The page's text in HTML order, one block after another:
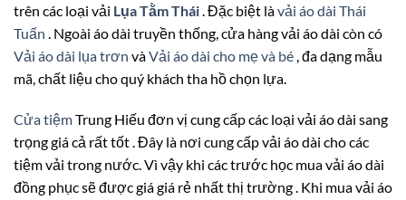
trên các loại vải Lụa Tằm Thái . Đặc biệt làvải áo dài Thái
Tuấn . Ngoài áo dài truyền thống, cửa hàng vải áo dài còn có
Vải áo dài lụa trơn vàVải áo dài cho mẹ và bé , đa dạng mẫu
mã, chất liệu cho quý khách tha hồ chọn lựa.
Cửa tiệmTrung Hiếu đơn vị cung cấp các loại vải áo dài sang
trọng giá cả rất tốt . Đây là nơi cung cấp vải áo dài cho các
tiệm vải trong nước. Vì vậy khi các trước học mua vải áo dài
đồng phục sẽ được giá giá rẻ nhất thị trường . Khi mua vải áo